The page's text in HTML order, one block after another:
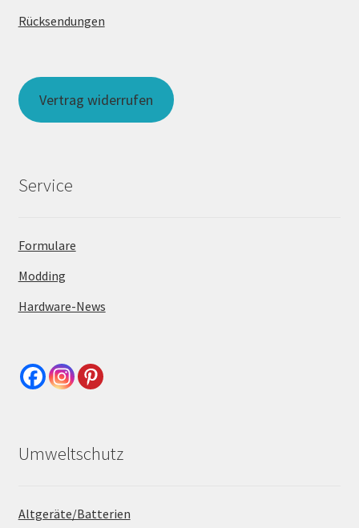
Rücksendungen
Vertrag widerrufen
Service
Formulare
Modding
Hardware-News
Umweltschutz
Altgeräte/Batterien